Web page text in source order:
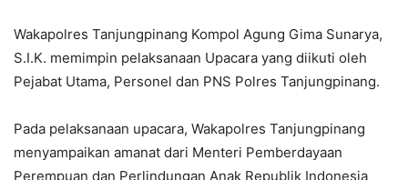
Wakapolres Tanjungpinang Kompol Agung Gima Sunarya,
S.I.K. memimpin pelaksanaan Upacara yang diikuti oleh
Pejabat Utama, Personel dan PNS Polres Tanjungpinang.
Pada pelaksanaan upacara, Wakapolres Tanjungpinang
menyampaikan amanat dari Menteri Pemberdayaan
Perempuan dan Perlindungan Anak Republik Indonesia